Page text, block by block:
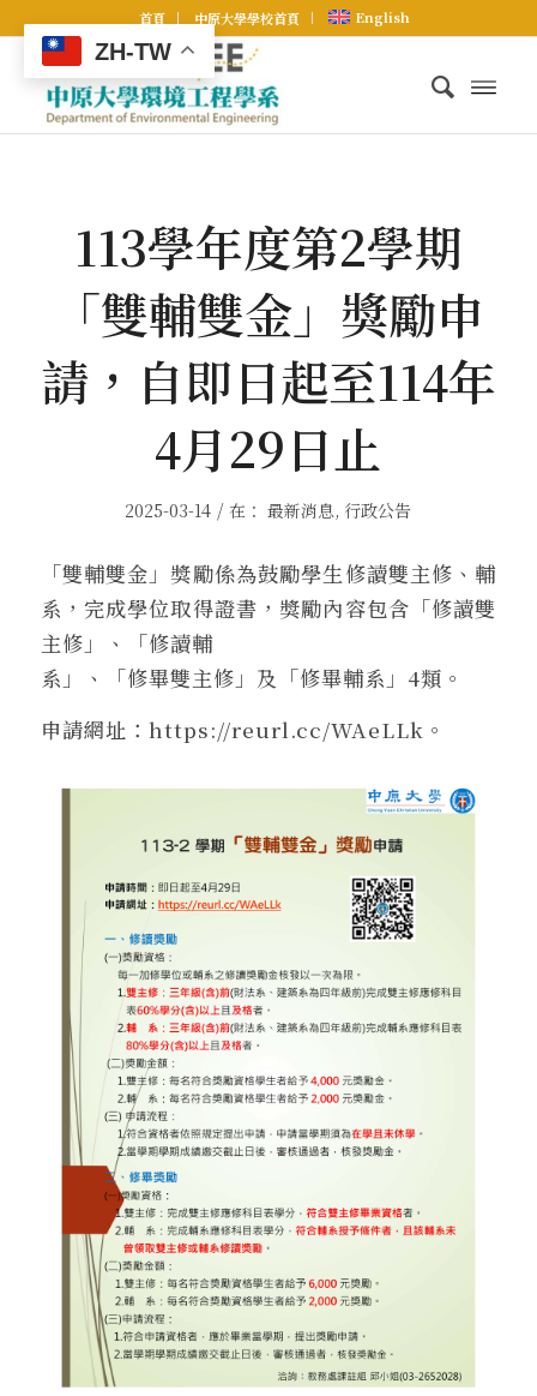
首頁 中原大學學校首頁 English
113學年度第2學期
「雙輔雙金」獎勵申
請，自即日起至114年
4月29日止
2025-03-14 / 在：最新消息, 行政公告
「雙輔雙金」獎勵係為鼓勵學生修讀雙主修、輔
系，完成學位取得證書，獎勵內容包含「修讀雙
主修」、「修讀輔
系」、「修畢雙主修」及「修畢輔系」4類。
申請網址：https://reurl.cc/WAeLLk。
ZH-TW